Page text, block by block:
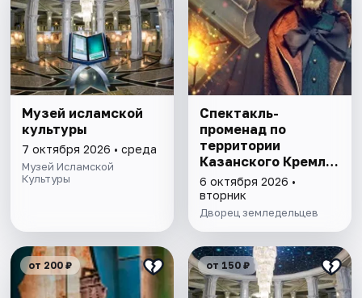
Музей исламской
культуры
7 октября 2026 • среда
Музей Исламской
Культуры
Спектакль-
променад по
территории
Казанского Кремля
с фонарщиком
Фаролеро
6 октября 2026 •
вторник
Дворец земледельцев
от 200 ₽ от 150 ₽